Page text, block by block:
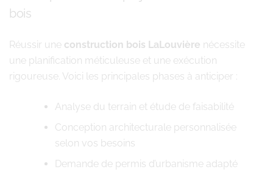
bois
Réussir une construction bois LaLouvière nécessite
une planification méticuleuse et une exécution
rigoureuse. Voici les principales phases à anticiper :
Analyse du terrain et étude de faisabilité
Conception architecturale personnalisée
selon vos besoins
Demande de permis d’urbanisme adapté